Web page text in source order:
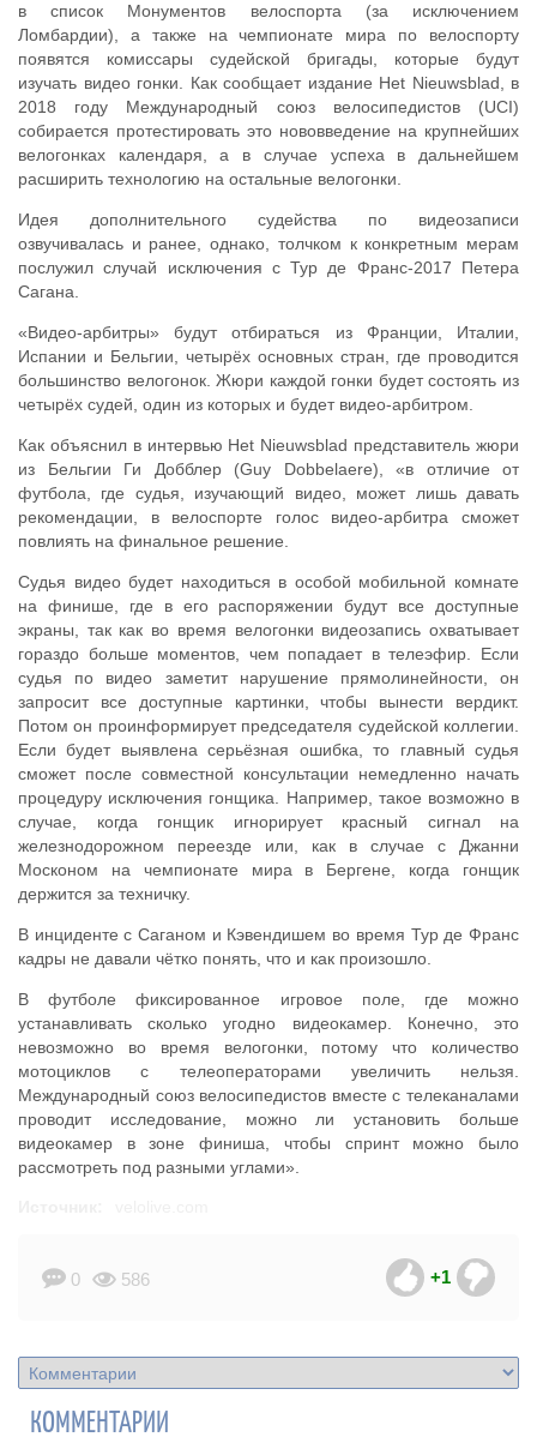
в список Монументов велоспорта (за исключением
Ломбардии), а также на чемпионате мира по велоспорту
появятся комиссары судейской бригады, которые будут
изучать видео гонки. Как сообщает издание Het Nieuwsblad, в
2018 году Международный союз велосипедистов (UCI)
собирается протестировать это нововведение на крупнейших
велогонках календаря, а в случае успеха в дальнейшем
расширить технологию на остальные велогонки.
Идея дополнительного судейства по видеозаписи
озвучивалась и ранее, однако, толчком к конкретным мерам
послужил случай исключения с Тур де Франс-2017 Петера
Сагана.
«Видео-арбитры» будут отбираться из Франции, Италии,
Испании и Бельгии, четырёх основных стран, где проводится
большинство велогонок. Жюри каждой гонки будет состоять из
четырёх судей, один из которых и будет видео-арбитром.
Как объяснил в интервью Het Nieuwsblad представитель жюри
из Бельгии Ги Добблер (Guy Dobbelaere), «в отличие от
футбола, где судья, изучающий видео, может лишь давать
рекомендации, в велоспорте голос видео-арбитра сможет
повлиять на финальное решение.
Судья видео будет находиться в особой мобильной комнате
на финише, где в его распоряжении будут все доступные
экраны, так как во время велогонки видеозапись охватывает
гораздо больше моментов, чем попадает в телеэфир. Если
судья по видео заметит нарушение прямолинейности, он
запросит все доступные картинки, чтобы вынести вердикт.
Потом он проинформирует председателя судейской коллегии.
Если будет выявлена серьёзная ошибка, то главный судья
сможет после совместной консультации немедленно начать
процедуру исключения гонщика. Например, такое возможно в
случае, когда гонщик игнорирует красный сигнал на
железнодорожном переезде или, как в случае с Джанни
Москоном на чемпионате мира в Бергене, когда гонщик
держится за техничку.
В инциденте с Саганом и Кэвендишем во время Тур де Франс
кадры не давали чётко понять, что и как произошло.
В футболе фиксированное игровое поле, где можно
устанавливать сколько угодно видеокамер. Конечно, это
невозможно во время велогонки, потому что количество
мотоциклов с телеоператорами увеличить нельзя.
Международный союз велосипедистов вместе с телеканалами
проводит исследование, можно ли установить больше
видеокамер в зоне финиша, чтобы спринт можно было
рассмотреть под разными углами».
0 586 +1
КОММЕНТАРИИ